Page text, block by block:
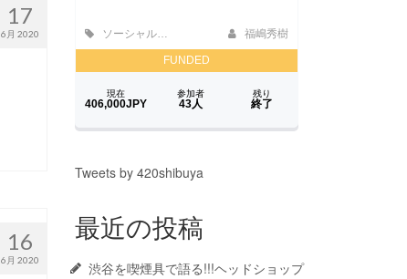
17
6月 2020
16
6月 2020
Tweets by 420shibuya
最近の投稿
渋谷を喫煙具で語る!!!ヘッドショップ